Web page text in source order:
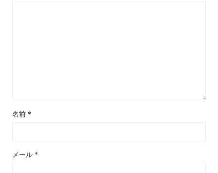
名前 *
メール *